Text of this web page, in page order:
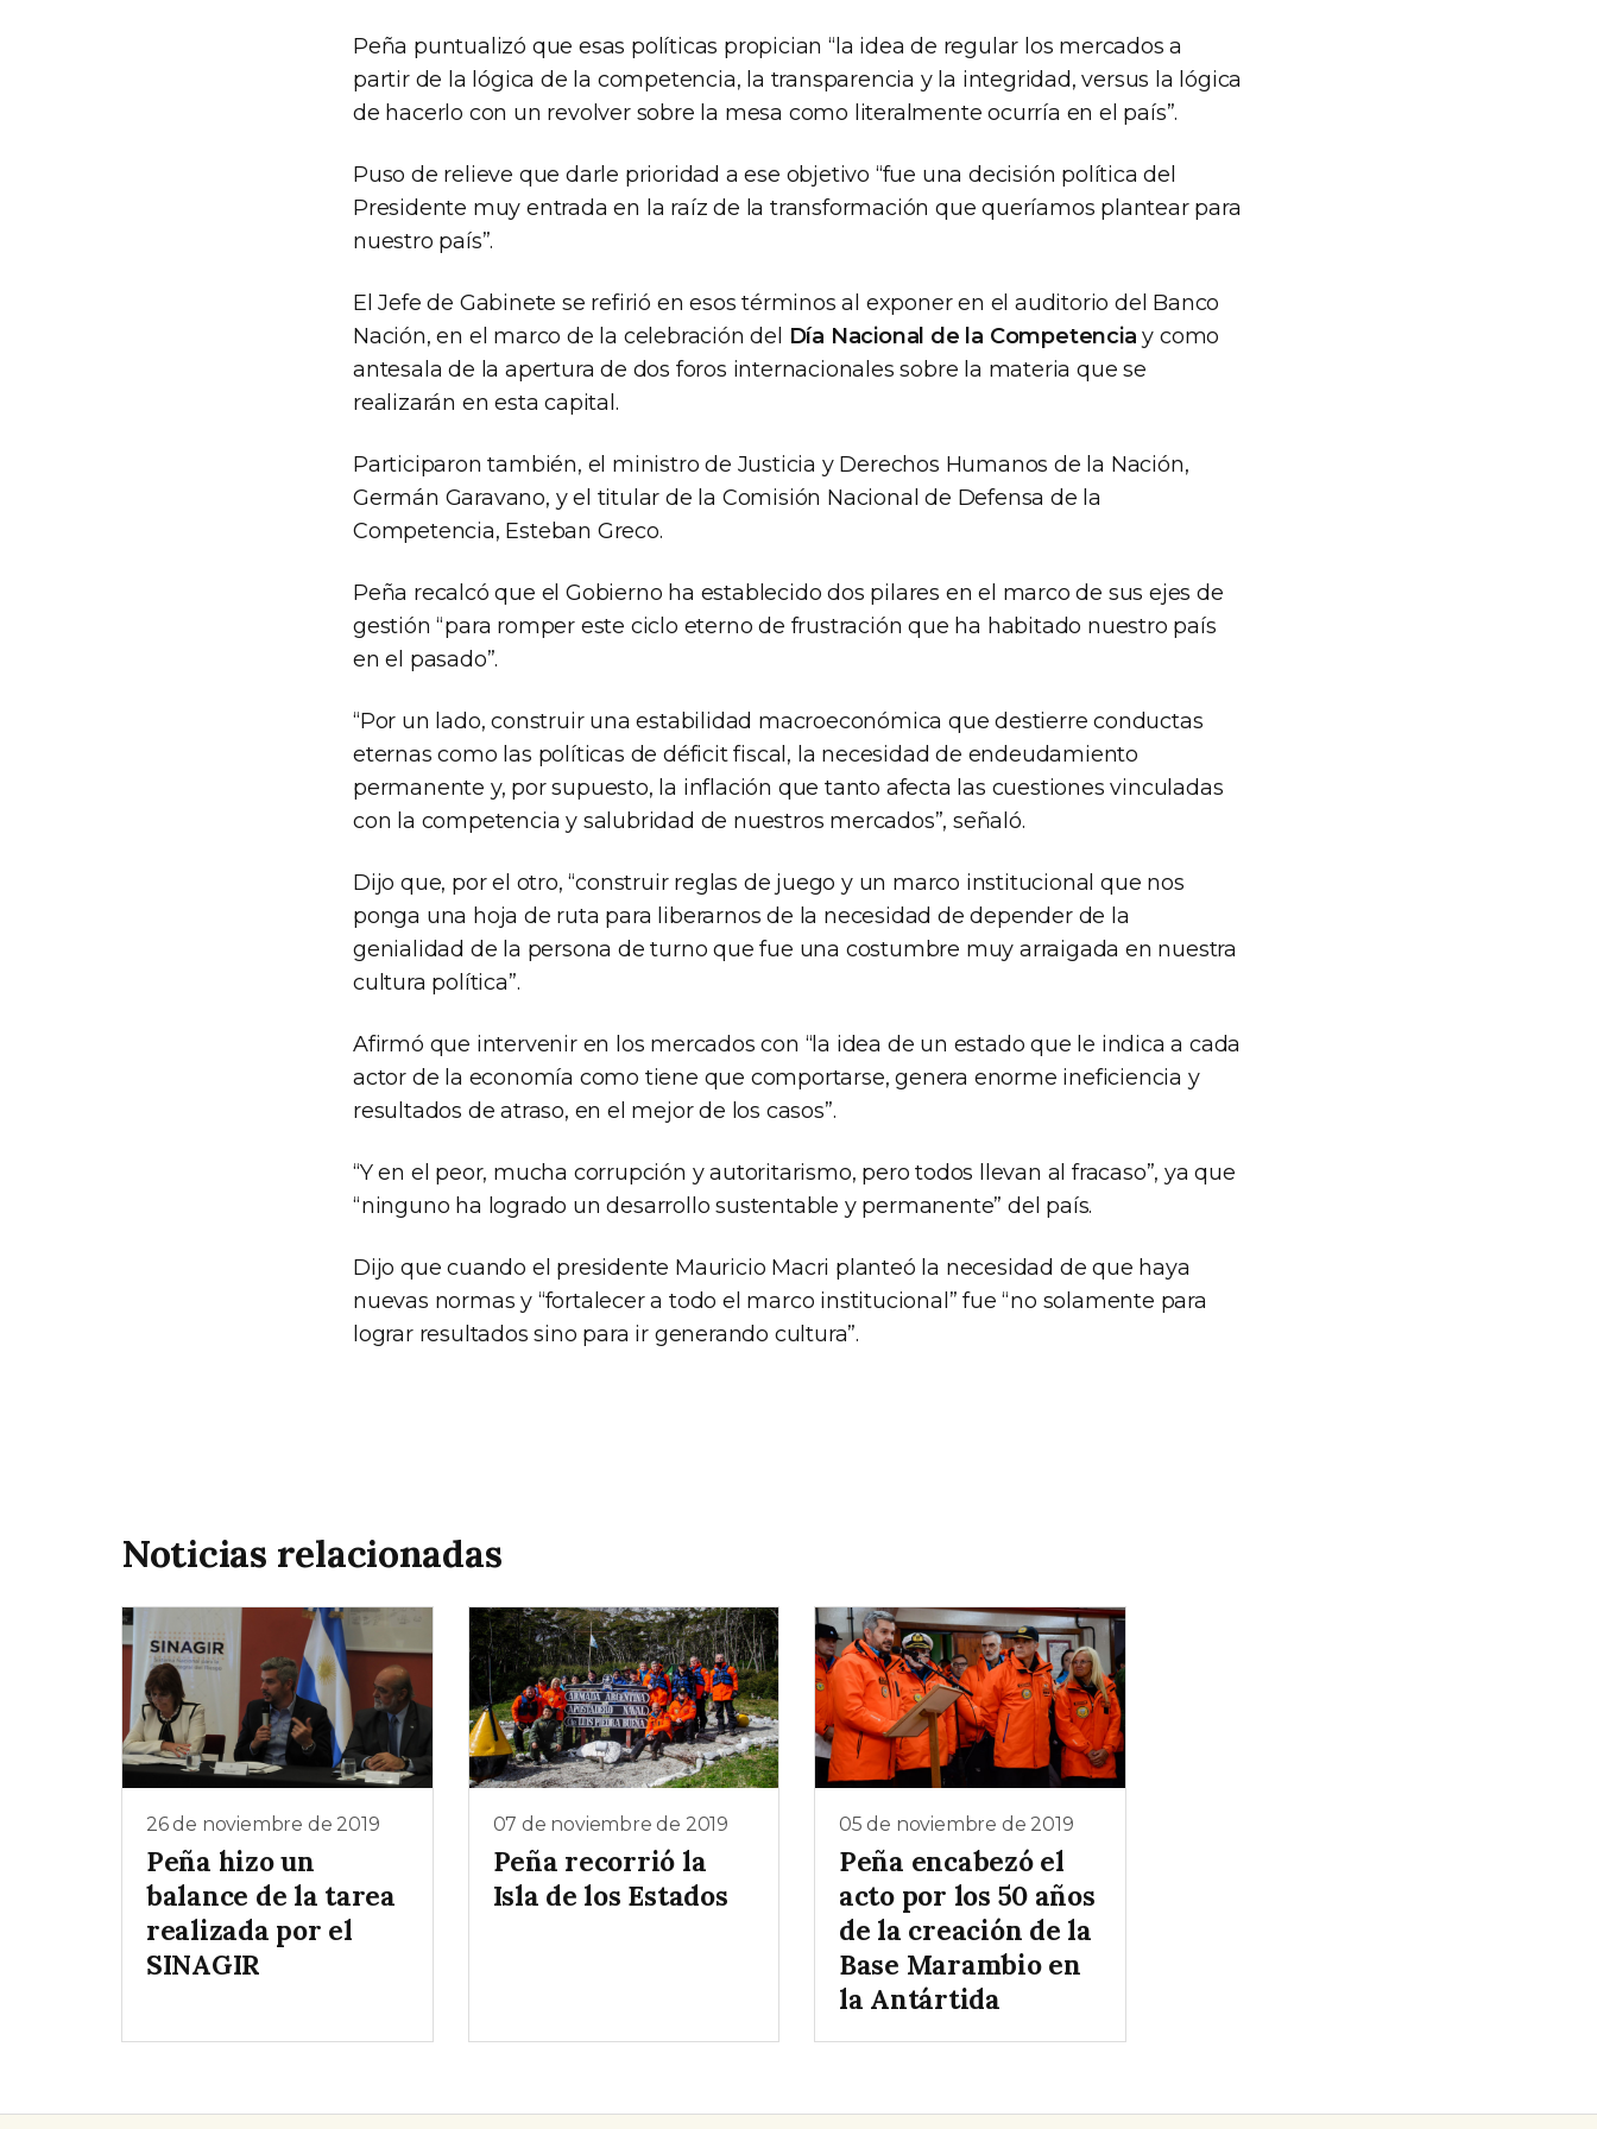
Peña puntualizó que esas políticas propician “la idea de regular los mercados a
partir de la lógica de la competencia, la transparencia y la integridad, versus la lógica
de hacerlo con un revolver sobre la mesa como literalmente ocurría en el país”.
Puso de relieve que darle prioridad a ese objetivo “fue una decisión política del
Presidente muy entrada en la raíz de la transformación que queríamos plantear para
nuestro país”.
El Jefe de Gabinete se refirió en esos términos al exponer en el auditorio del Banco
Nación, en el marco de la celebración del Día Nacional de la Competencia y como
antesala de la apertura de dos foros internacionales sobre la materia que se
realizarán en esta capital.
Participaron también, el ministro de Justicia y Derechos Humanos de la Nación,
Germán Garavano, y el titular de la Comisión Nacional de Defensa de la
Competencia, Esteban Greco.
Peña recalcó que el Gobierno ha establecido dos pilares en el marco de sus ejes de
gestión “para romper este ciclo eterno de frustración que ha habitado nuestro país
en el pasado”.
“Por un lado, construir una estabilidad macroeconómica que destierre conductas
eternas como las políticas de déficit fiscal, la necesidad de endeudamiento
permanente y, por supuesto, la inflación que tanto afecta las cuestiones vinculadas
con la competencia y salubridad de nuestros mercados”, señaló.
Dijo que, por el otro, “construir reglas de juego y un marco institucional que nos
ponga una hoja de ruta para liberarnos de la necesidad de depender de la
genialidad de la persona de turno que fue una costumbre muy arraigada en nuestra
cultura política”.
Afirmó que intervenir en los mercados con “la idea de un estado que le indica a cada
actor de la economía como tiene que comportarse, genera enorme ineficiencia y
resultados de atraso, en el mejor de los casos”.
“Y en el peor, mucha corrupción y autoritarismo, pero todos llevan al fracaso”, ya que
“ninguno ha logrado un desarrollo sustentable y permanente” del país.
Dijo que cuando el presidente Mauricio Macri planteó la necesidad de que haya
nuevas normas y “fortalecer a todo el marco institucional” fue “no solamente para
lograr resultados sino para ir generando cultura”.
Noticias relacionadas
26 de noviembre de 2019
Peña hizo un
balance de la tarea
realizada por el
SINAGIR
07 de noviembre de 2019
Peña recorrió la
Isla de los Estados
05 de noviembre de 2019
Peña encabezó el
acto por los 50 años
de la creación de la
Base Marambio en
la Antártida